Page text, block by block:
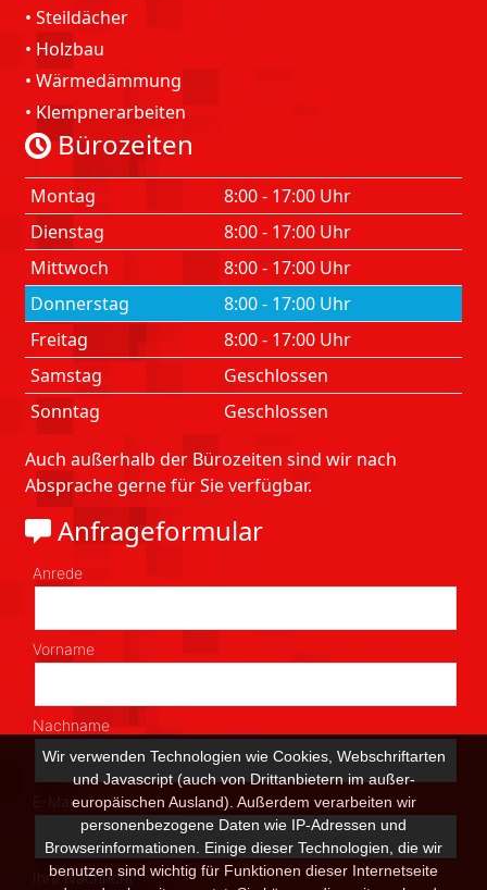
• Steildächer
• Holzbau
• Wärmedämmung
• Klempnerarbeiten
Bürozeiten
Montag
8:00 - 17:00 Uhr
Dienstag
8:00 - 17:00 Uhr
Mittwoch
8:00 - 17:00 Uhr
Donnerstag
8:00 - 17:00 Uhr
Freitag
8:00 - 17:00 Uhr
Samstag
Geschlossen
Sonntag
Geschlossen
Auch außerhalb der Bürozeiten sind wir nach
Absprache gerne für Sie verfügbar.
Anfrageformular
Wir verwenden Technologien wie Cookies, Webschriftarten
und Javascript (auch von Drittanbietern im außer-
europäischen Ausland). Außerdem verarbeiten wir
personenbezogene Daten wie IP-Adressen und
Browserinformationen. Einige dieser Technologien, die wir
benutzen sind wichtig für Funktionen dieser Internetseite